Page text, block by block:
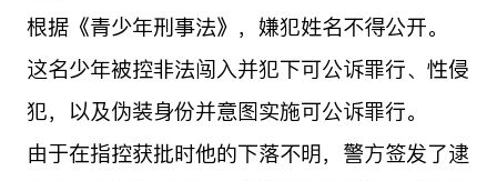
根据《青少年刑事法》，嫌犯姓名不得公开。
这名少年被控非法闯入并犯下可公诉罪行、性侵
犯，以及伪装身份并意图实施可公诉罪行。
由于在指控获批时他的下落不明，警方签发了逮